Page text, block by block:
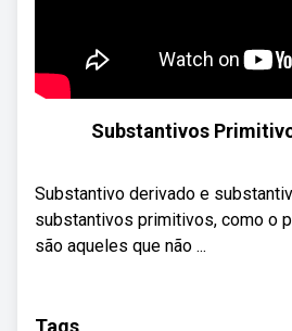
Substantivos
Substantivo derivado e
substantivos primitivos, como o
são aqueles que não ...
Tags